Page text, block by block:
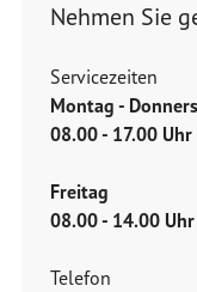
Nehmen Sie
Servicezeiten
Montag -
08.00 - 17.00 Uhr
Freitag
08.00 - 14.00 Uhr
Telefon